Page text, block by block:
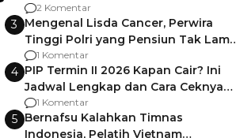
Pemalang
2 Komentar
3 Mengenal Lisda Cancer, Perwira
Tinggi Polri yang Pensiun Tak Lama
Usai Jadi Brigjen
1 Komentar
4 PIP Termin II 2026 Kapan Cair? Ini
Jadwal Lengkap dan Cara Ceknya
agar Dana Tidak Hangus!
1 Komentar
5 Bernafsu Kalahkan Timnas
Indonesia, Pelatih Vietnam